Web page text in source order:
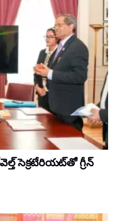
సెక్రటేరియట్‌తో గ్రీన్